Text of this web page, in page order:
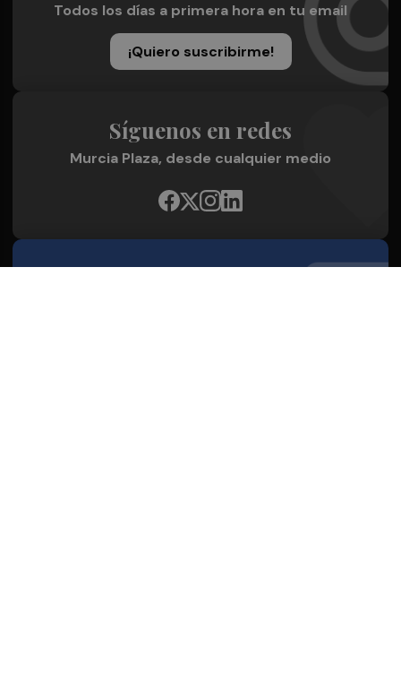
Todos los días a primera hora en tu email
¡Quiero suscribirme!
Síguenos en redes
Murcia Plaza, desde cualquier medio